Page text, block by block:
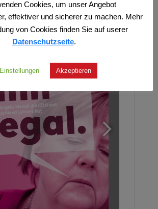
Cookies, um unser Angebot
effektiver und sicherer zu machen. Mehr
von Cookies finden Sie auf userer
Datenschutzseite.
Einstellungen Akzeptieren